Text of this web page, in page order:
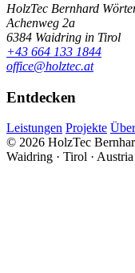
HolzTec Bernhard
Achenweg 2a
6384 Waidring in Tirol
+43 664 133 1844
office@holztec.at
Entdecken
Leistungen Projekte
© 2026 HolzTec
Waidring · Tirol · Austria